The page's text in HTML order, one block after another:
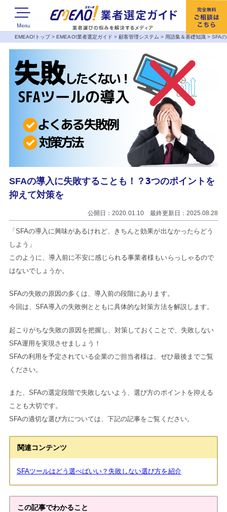
EMEAO!トップ>EMEAO!業者選定ガイド > 顧客管理システム > 用語集＆基礎知識 >SFA
SFAの導入に失敗することも！？3つのポイントを
抑えて対策を
公開日：2020.01.10 最終更新日：2025.08.28
「SFAの導入に興味があるけれど、きちんと効果が出なかったらどう
しよう」
このように、導入前に不安に感じられる事業者様もいらっしゃるので
はないでしょうか。
SFAの失敗の原因の多くは、導入前の段階にあります。
今回は、SFA導入の失敗例とともに具体的な対策方法を解説します。
起こりがちな失敗の原因を把握し、対策しておくことで、失敗しない
SFA運用を実現させましょう！
SFAの利用を予定されている企業のご担当者様は、ぜひ最後までご覧
ください。
また、SFAの選定段階で失敗しないよう、選び方のポイントを抑える
ことも大切です。
SFAの適切な選び方については、下記の記事をご覧ください。
関連コンテンツ
SFAツールはどう選べばいい？失敗しない選び方を紹介
この記事でわかること